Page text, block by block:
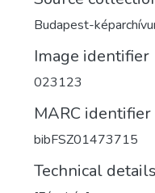
Budapest-
Image identifier
023123
MARC identifier
bibFSZ01473715
Technical details